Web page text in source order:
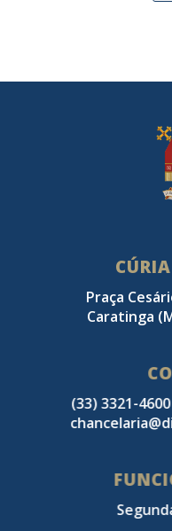
Praça
Caratinga
(33) 3321-